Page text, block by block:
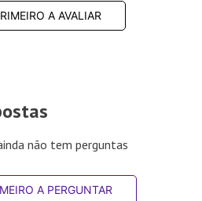
A AVALIAR
não tem perguntas
A PERGUNTAR